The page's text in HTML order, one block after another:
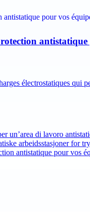
antistatique
électrostatiques qui
un’area di lavoro
arbeidsstasjoner for
antistatique pour vos